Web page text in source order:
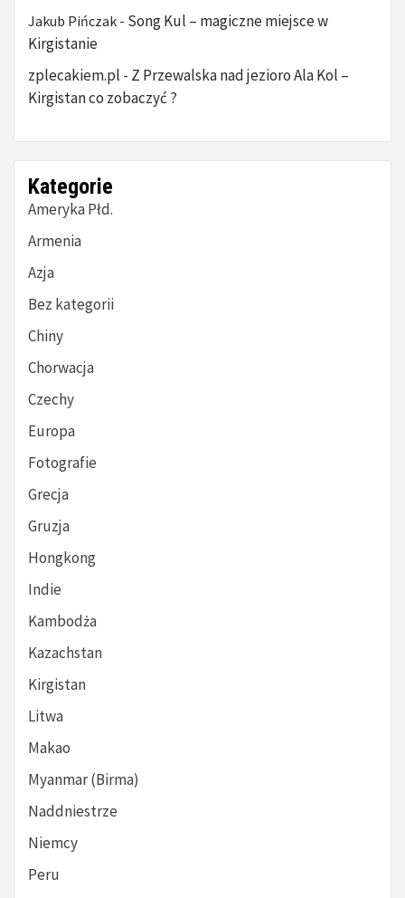
Jakub Pińczak - Song Kul – magiczne miejsce w
Kirgistanie
zplecakiem.pl - Z Przewalska nad jezioro Ala Kol –
Kirgistan co zobaczyć ?
Kategorie
Ameryka Płd.
Armenia
Azja
Bez kategorii
Chiny
Chorwacja
Czechy
Europa
Fotografie
Grecja
Gruzja
Hongkong
Indie
Kambodża
Kazachstan
Kirgistan
Litwa
Makao
Myanmar (Birma)
Naddniestrze
Niemcy
Peru